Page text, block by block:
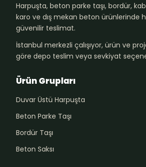
Harpuşta, beton parke taşı, bordür,
karo ve dış mekan beton ürünlerinde
güvenilir teslimat.
İstanbul merkezli çalışıyor, ürün ve
göre depo teslim veya sevkiyat
Ürün Grupları
Duvar Üstü Harpuşta
Beton Parke Taşı
Bordür Taşı
Beton Saksı